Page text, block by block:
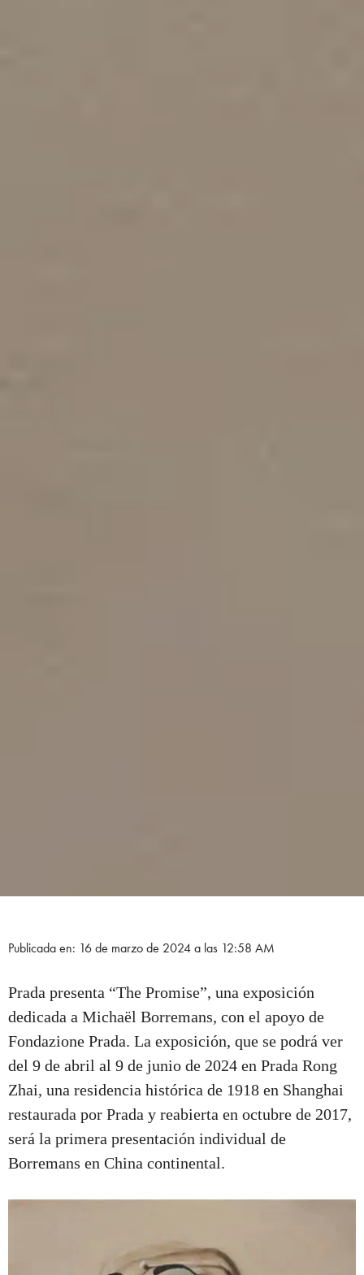
Publicada en: 16 de marzo de 2024 a las 12:58 AM
Prada presenta “The Promise”, una exposición
dedicada a Michaël Borremans, con el apoyo de
Fondazione Prada. La exposición, que se podrá ver
del 9 de abril al 9 de junio de 2024 en Prada Rong
Zhai, una residencia histórica de 1918 en Shanghai
restaurada por Prada y reabierta en octubre de 2017,
será la primera presentación individual de
Borremans en China continental.